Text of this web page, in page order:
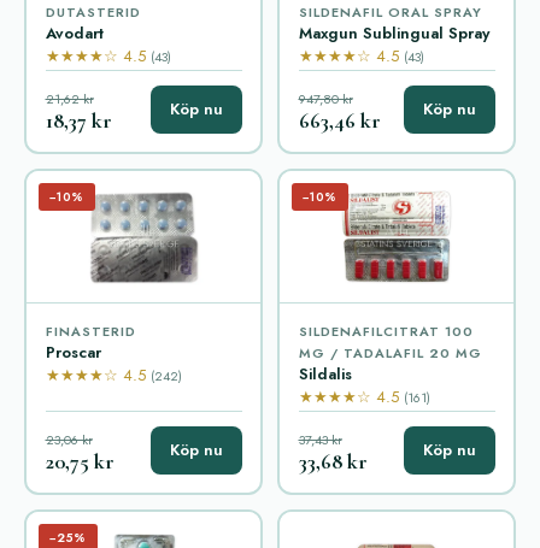
DUTASTERID
Avodart
★★★★☆ 4.5 (43)
21,62 kr
18,37 kr Köp nu
SILDENAFIL ORAL SPRAY
Maxgun Sublingual Spray
★★★★☆ 4.5 (43)
947,80 kr
663,46 kr Köp nu
−10%
FINASTERID
Proscar
★★★★☆ 4.5 (242)
23,06 kr
20,75 kr Köp nu
−10%
SILDENAFILCITRAT 100
MG / TADALAFIL 20 MG
Sildalis
★★★★☆ 4.5 (161)
37,43 kr
33,68 kr Köp nu
−25%